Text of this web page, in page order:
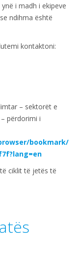
i madh i ekipeve
ndihma është
kontaktoni:
– sektorët e
përdorimi i
bookmark/
ciklit të jetës të